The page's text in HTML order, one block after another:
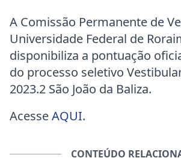
A Comissão Permanente de
Universidade Federal de
disponibiliza a pontuação
do processo seletivo
2023.2 São João da Baliza.
AcesseAQUI.
CONTEÚDO